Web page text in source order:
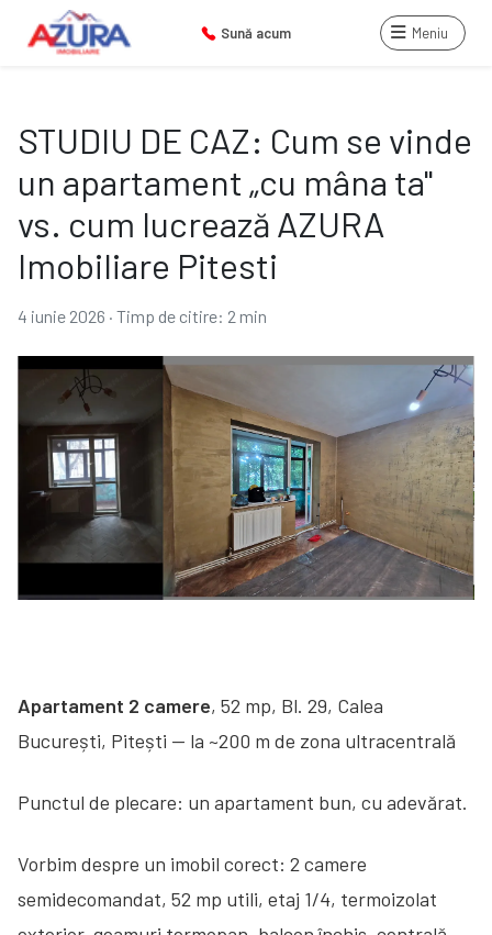
Sună acum Meniu
STUDIU DE CAZ: Cum se vinde
un apartament „cu mâna ta"
vs. cum lucrează AZURA
Imobiliare Pitesti
4 iunie 2026 · Timp de citire: 2 min
Apartament 2 camere, 52 mp, Bl. 29, Calea
București, Pitești — la ~200 m de zona ultracentrală
Punctul de plecare: un apartament bun, cu adevărat.
Vorbim despre un imobil corect: 2 camere
semidecomandat, 52 mp utili, etaj 1/4, termoizolat